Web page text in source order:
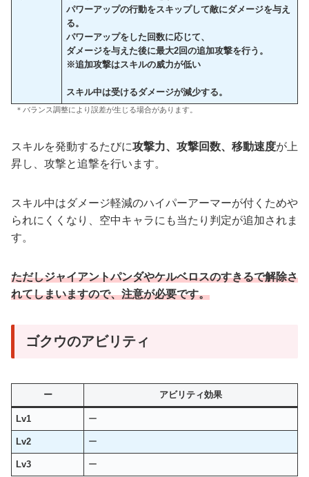
パワーアップの行動をスキップして敵にダメージを与え
る。
パワーアップをした回数に応じて、
ダメージを与えた後に最大2回の追加攻撃を行う。
※追加攻撃はスキルの威力が低い
スキル中は受けるダメージが減少する。
＊バランス調整により誤差が生じる場合があります。
スキルを発動するたびに攻撃力、攻撃回数、移動速度が上
昇し、攻撃と追撃を行います。
スキル中はダメージ軽減のハイパーアーマーが付くためや
られにくくなり、空中キャラにも当たり判定が追加されま
す。
ただしジャイアントパンダやケルベロスのすきるで解除さ
れてしまいますので、注意が必要です。
ゴクウのアビリティ
ー アビリティ効果
Lv1 ー
Lv2 ー
Lv3 ー